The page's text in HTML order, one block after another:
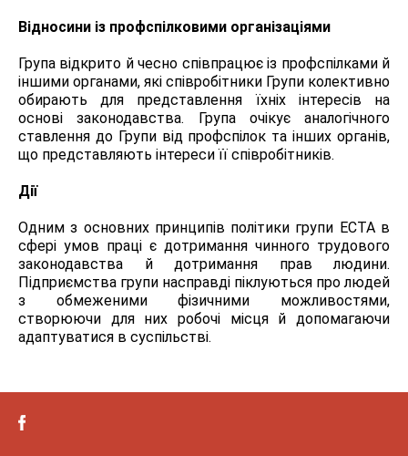
Відносини із профспілковими організаціями
Група відкрито й чесно співпрацює із профспілками й
іншими органами, які співробітники Групи колективно
обирають для представлення їхніх інтересів на
основі законодавства. Група очікує аналогічного
ставлення до Групи від профспілок та інших органів,
що представляють інтереси її співробітників.
Дії
Одним з основних принципів політики групи ЕСТА в
сфері умов праці є дотримання чинного трудового
законодавства й дотримання прав людини.
Підприємства групи насправді піклуються про людей
з обмеженими фізичними можливостями,
створюючи для них робочі місця й допомагаючи
адаптуватися в суспільстві.